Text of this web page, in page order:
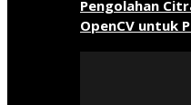
Pengolahan
OpenCV untuk